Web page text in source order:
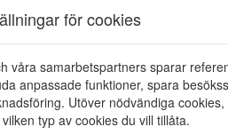
för cookies
våra samarbetspartners sparar
anpassade funktioner, spara
Utöver nödvändiga
typ av cookies du vill tillåta.